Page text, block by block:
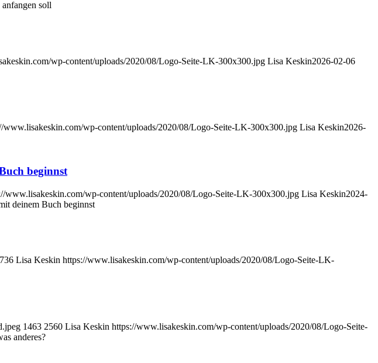
soll
wp-content/uploads/2020/08/Logo-Seite-LK-300x300.jpg Lisa Keskin2026-02-06
www.lisakeskin.com/wp-content/uploads/2020/08/Logo-Seite-LK-300x300.jpg Lisa Keskin2026-
beginnst
www.lisakeskin.com/wp-content/uploads/2020/08/Logo-Seite-LK-300x300.jpg Lisa Keskin2024-
deinem Buch beginnst
736 Lisa Keskin https://www.lisakeskin.com/wp-content/uploads/2020/08/Logo-Seite-LK-
1463 2560 Lisa Keskin https://www.lisakeskin.com/wp-content/uploads/2020/08/Logo-Seite-
anderes?